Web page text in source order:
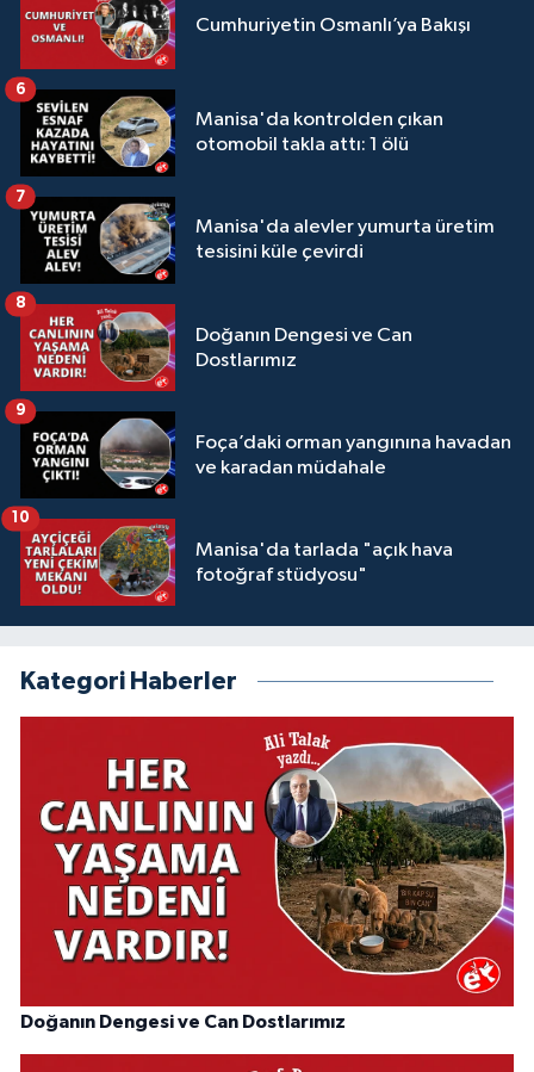
Cumhuriyetin Osmanlı’ya Bakışı
Manisa'da kontrolden çıkan
otomobil takla attı: 1 ölü
6
Manisa'da alevler yumurta üretim
tesisini küle çevirdi
7
Doğanın Dengesi ve Can
Dostlarımız
8
Foça’daki orman yangınına havadan
ve karadan müdahale
9
Manisa'da tarlada "açık hava
fotoğraf stüdyosu"
10
Kategori Haberler
Doğanın Dengesi ve Can Dostlarımız